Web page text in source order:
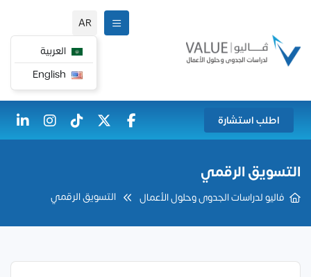
AR
العربية
اطلب استشارة
التسويق الرقمي
فاليو لدراسات الجدوى وحلول الأعمال التسويق الرقمي